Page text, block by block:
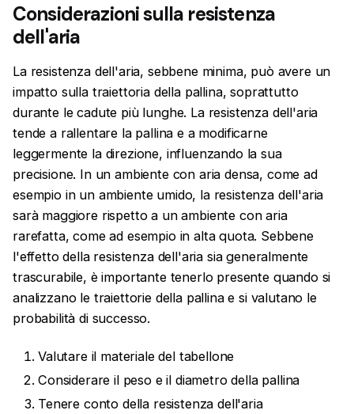
Considerazioni sulla resistenza
dell'aria
La resistenza dell'aria, sebbene minima, può avere un
impatto sulla traiettoria della pallina, soprattutto
durante le cadute più lunghe. La resistenza dell'aria
tende a rallentare la pallina e a modificarne
leggermente la direzione, influenzando la sua
precisione. In un ambiente con aria densa, come ad
esempio in un ambiente umido, la resistenza dell'aria
sarà maggiore rispetto a un ambiente con aria
rarefatta, come ad esempio in alta quota. Sebbene
l'effetto della resistenza dell'aria sia generalmente
trascurabile, è importante tenerlo presente quando si
analizzano le traiettorie della pallina e si valutano le
probabilità di successo.
Valutare il materiale del tabellone
Considerare il peso e il diametro della pallina
Tenere conto della resistenza dell'aria